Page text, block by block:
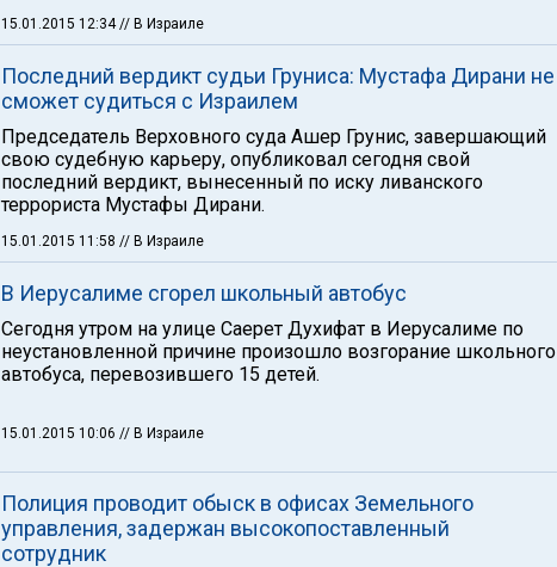
15.01.2015 12:34// В Израиле
Последний вердикт судьи Груниса: Мустафа Дирани не
сможет судиться с Израилем
Председатель Верховного суда Ашер Грунис, завершающий
свою судебную карьеру, опубликовал сегодня свой
последний вердикт, вынесенный по иску ливанского
террориста Мустафы Дирани.
15.01.2015 11:58 // В Израиле
В Иерусалиме сгорел школьный автобус
Сегодня утром на улице Саерет Духифат в Иерусалиме по
неустановленной причине произошло возгорание школьного
автобуса, перевозившего 15 детей.
15.01.2015 10:06 // В Израиле
Полиция проводит обыск в офисах Земельного
управления, задержан высокопоставленный
сотрудник